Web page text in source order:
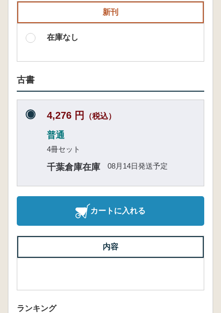
新刊
在庫なし
古書
4,276 円 （税込）
普通
4冊セット
千葉倉庫在庫 08月14日発送予定
カートに入れる
内容
ランキング